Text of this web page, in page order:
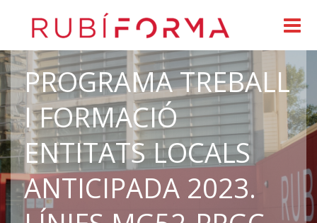
PROGRAMA TREBALL
I FORMACIÓ
ENTITATS LOCALS
ANTICIPADA 2023.